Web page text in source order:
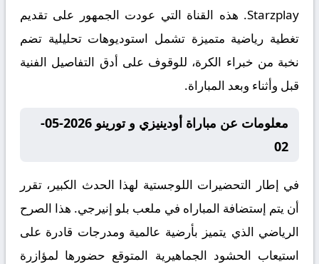
Starzplay. هذه القناة التي عودت الجمهور على تقديم
تغطية رياضية متميزة تشمل استوديوهات تحليلية تضم
نخبة من خبراء الكرة، للوقوف على أدق التفاصيل الفنية
قبل وأثناء وبعد المباراة.
معلومات عن مباراة أودينيزي و تورينو 2026-05-
02
في إطار التحضيرات اللوجستية لهذا الحدث الكبير، تقرر
أن يتم إستضافة المباراه في ملعب بلو إنيرجي. هذا الصرح
الرياضي الذي يتميز بأرضية عالمية ومدرجات قادرة على
استيعاب الحشود الجماهيرية المتوقع حضورها لمؤازرة